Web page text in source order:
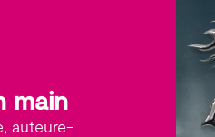
main
auteure-